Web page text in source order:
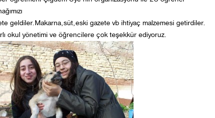
geldiler.Makarna,süt,eski gazete vb ihtiyaç malzemesi getirdiler.
okul yönetimi ve öğrencilere çok teşekkür ediyoruz.